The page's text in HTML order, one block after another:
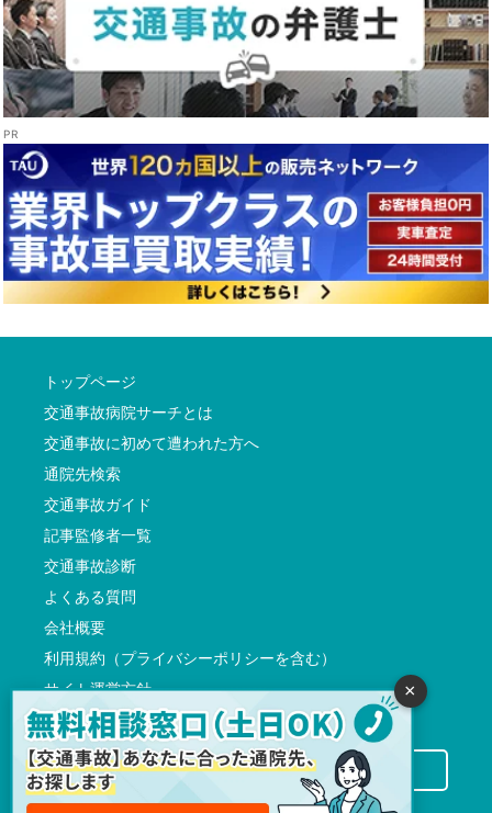
トップページ
交通事故病院サーチとは
交通事故に初めて遭われた方へ
通院先検索
交通事故ガイド
記事監修者一覧
交通事故診断
よくある質問
会社概要
利用規約（プライバシーポリシーを含む）
サイト運営方針
反社会的勢力に対する基本方針
交通事故病院サーチに掲載希望の先生方へ
×